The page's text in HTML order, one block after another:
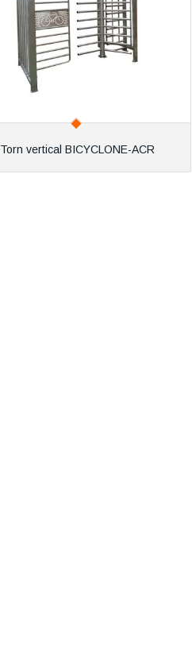
Torn vertical BICYCLONE-ACR